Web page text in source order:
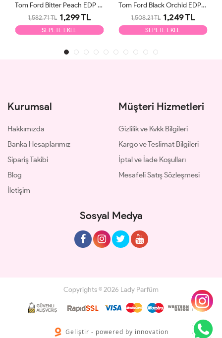
Tom Ford Bitter Peach EDP 100ml Unisex Parfüm Tester
1,582.71 TL 1,299 TL
SEPETE EKLE
Tom Ford Black Orchid EDP 100ml Unisex Parfüm Tester
1,508.21 TL 1,249 TL
SEPETE EKLE
Kurumsal
Hakkımızda
Banka Hesaplarımız
Sipariş Takibi
Blog
İletişim
Müşteri Hizmetleri
Gizlilik ve Kvkk Bilgileri
Kargo ve Teslimat Bilgileri
İptal ve İade Koşulları
Mesafeli Satış Sözleşmesi
Sosyal Medya
Copyrights © 2026 Lady Parfüm
Geliştir - powered by innovation